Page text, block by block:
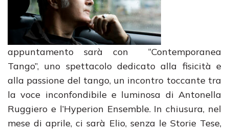
appuntamento sarà con “Contemporanea
Tango”, uno spettacolo dedicato alla fisicità e
alla passione del tango, un incontro toccante tra
la voce inconfondibile e luminosa di Antonella
Ruggiero e l’Hyperion Ensemble. In chiusura, nel
mese di aprile, ci sarà Elio, senza le Storie Tese,